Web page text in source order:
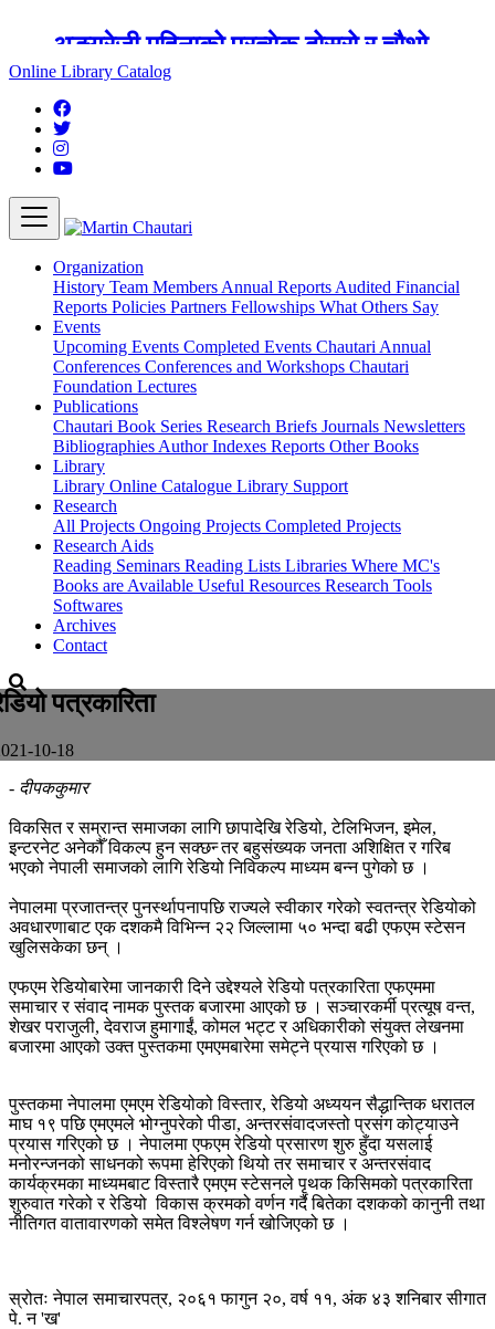
अङ्ग्रेजी महिनाको प्रत्येक दोस्रो र चौथो
शुक्रबार मार्टिन चौतारी र यसको पुस्तकालय
बन्द रहने छ ।
Online Library Catalog
Organization
History Team Members Annual Reports Audited Financial
Reports Policies Partners Fellowships What Others Say
Events
Upcoming Events Completed Events Chautari Annual
Conferences Conferences and Workshops Chautari
Foundation Lectures
Publications
Chautari Book Series Research Briefs Journals Newsletters
Bibliographies Author Indexes Reports Other Books
Library
Library Online Catalogue Library Support
Research
All Projects Ongoing Projects Completed Projects
Research Aids
Reading Seminars Reading Lists Libraries Where MC's
Books are Available Useful Resources Research Tools
Softwares
Archives
Contact
पत्रकारिता
10-18
- दीपककुमार
विकसित र सम्रान्त समाजका लागि छापादेखि रेडियो, टेलिभिजन, इमेल,
इन्टरनेट अनेकौँ विकल्प हुन सक्छन्‍ तर बहुसंख्यक जनता अशिक्षित र गरिब
भएको नेपाली समाजको लागि रेडियो निविकल्प माध्यम बन्न पुगेको छ ।
नेपालमा प्रजातन्त्र पुनर्स्थापनापछि राज्यले स्वीकार गरेको स्वतन्त्र रेडियोको
अवधारणाबाट एक दशकमै विभिन्न २२ जिल्लामा ५० भन्दा बढी एफएम स्टेसन
खुलिसकेका छन् ।
एफएम रेडियोबारेमा जानकारी दिने उद्देश्यले रेडियो पत्रकारिता एफएममा
समाचार र संवाद नामक पुस्तक बजारमा आएको छ । सञ्चारकर्मी प्रत्यूष वन्त,
शेखर पराजुली, देवराज हुमागाईं, कोमल भट्ट र अधिकारीको संयुक्त लेखनमा
बजारमा आएको उक्त पुस्तकमा एमएमबारेमा समेट्‍ने प्रयास गरिएको छ ।
पुस्तकमा नेपालमा एमएम रेडियोको विस्तार, रेडियो अध्ययन सैद्धान्तिक धरातल
माघ १९ पछि एमएमले भोग्नुपरेको पीडा, अन्तरसंवादजस्तो प्रसंग कोट्‍याउने
प्रयास गरिएको छ । नेपालमा एफएम रेडियो प्रसारण शुरु हुँदा यसलाई
मनोरन्जनको साधनको रूपमा हेरिएको थियो तर समाचार र अन्तरसंवाद
कार्यक्रमका माध्यमबाट विस्तारै एमएम स्टेसनले पृथक किसिमको पत्रकारिता
शुरुवात गरेको र रेडियो विकास क्रमको वर्णन गर्दै बितेका दशकको कानुनी तथा
नीतिगत वातावारणको समेत विश्लेषण गर्न खोजिएको छ ।
स्रोतः नेपाल समाचारपत्र, २०६१ फागुन २०, वर्ष ११, अंक ४३ शनिबार सीगात
पे. न 'ख'